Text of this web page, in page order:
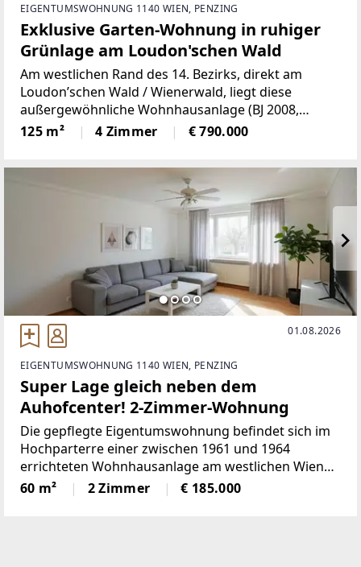
EIGENTUMSWOHNUNG 1140 WIEN, PENZING
Exklusive Garten-Wohnung in ruhiger
Grünlage am Loudon'schen Wald
Am westlichen Rand des 14. Bezirks, direkt am
Loudon’schen Wald / Wienerwald, liegt diese
außergewöhnliche Wohnhausanlage (BJ 2008,
freifinanziert) auf einem parkähnlichen Grundstück
mit altem Baumbestand. Die sonnige Südwestlage
125 m² 4 Zimmer € 790.000
01.08.2026
EIGENTUMSWOHNUNG 1140 WIEN, PENZING
Super Lage gleich neben dem
Auhofcenter! 2-Zimmer-Wohnung
Die gepflegte Eigentumswohnung befindet sich im
Hochparterre einer zwischen 1961 und 1964
errichteten Wohnhausanlage am westlichen Wiener
Stadtrand, unmittelbar neben dem Shopping-Center
Auhof.Küche, Bad und Schlafzimmer sind nach
60 m² 2 Zimmer € 185.000